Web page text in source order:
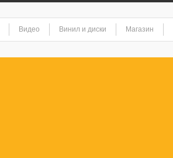
Видео Винил и диски Магазин